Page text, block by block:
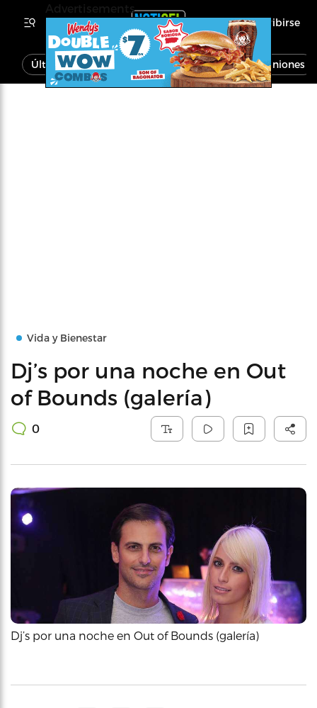
Inscribirse
Última Hora Noticias Economía Opiniones
Vida y Bienestar
Dj’s por una noche en Out
of Bounds (galería)
0
Dj’s por una noche en Out of Bounds (galería)
Advertisements